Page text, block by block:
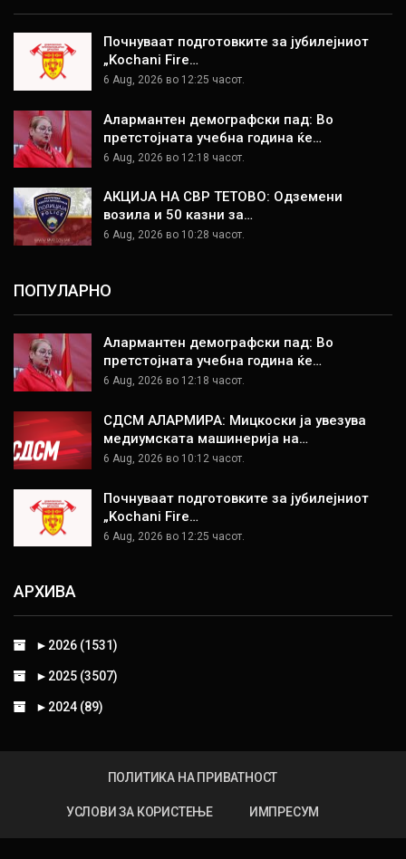
Почнуваат подготовките за јубилејниот
„Kochani Fire…
6 Aug, 2026 во 12:25 часот.
Алармантен демографски пад: Во
претстојната учебна година ќе…
6 Aug, 2026 во 12:18 часот.
АКЦИЈА НА СВР ТЕТОВО: Одземени
возила и 50 казни за…
6 Aug, 2026 во 10:28 часот.
ПОПУЛАРНО
Алармантен демографски пад: Во
претстојната учебна година ќе…
6 Aug, 2026 во 12:18 часот.
СДСМ АЛАРМИРА: Мицкоски ја увезува
медиумската машинерија на…
6 Aug, 2026 во 10:12 часот.
Почнуваат подготовките за јубилејниот
„Kochani Fire…
6 Aug, 2026 во 12:25 часот.
АРХИВА
► 2026 (1531)
► 2025 (3507)
► 2024 (89)
ПОЛИТИКА НА ПРИВАТНОСТ
УСЛОВИ ЗА КОРИСТЕЊЕ ИМПРЕСУМ